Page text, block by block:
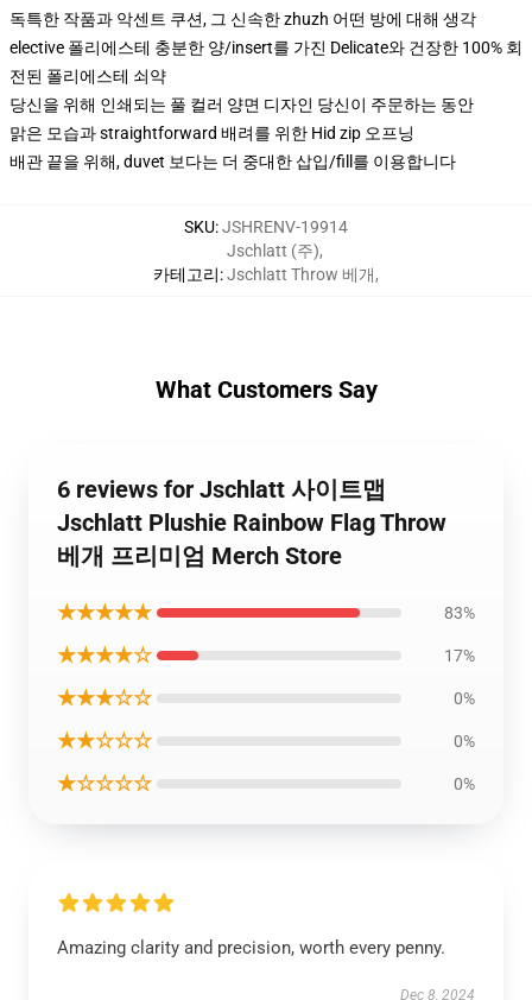
독특한 작품과 악센트 쿠션, 그 신속한 zhuzh 어떤 방에 대해 생각
elective 폴리에스테 충분한 양/insert를 가진 Delicate와 건장한 100% 회
전된 폴리에스테 쇠약
당신을 위해 인쇄되는 풀 컬러 양면 디자인 당신이 주문하는 동안
맑은 모습과 straightforward 배려를 위한 Hid zip 오프닝
배관 끝을 위해, duvet 보다는 더 중대한 삽입/fill를 이용합니다
SKU:JSHRENV-19914
카테고리:
Jschlatt (주),
Jschlatt Throw 베개,
What Customers Say
6 reviews for Jschlatt 사이트맵
Jschlatt Plushie Rainbow Flag Throw
베개 프리미엄 Merch Store
★★★★★ 83%
★★★★☆ 17%
★★★☆☆ 0%
★★☆☆☆ 0%
★☆☆☆☆ 0%
Amazing clarity and precision, worth every penny.
Dec 8, 2024